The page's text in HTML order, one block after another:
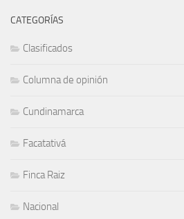
CATEGORÍAS
Clasificados
Columna de opinión
Cundinamarca
Facatativá
Finca Raiz
Nacional